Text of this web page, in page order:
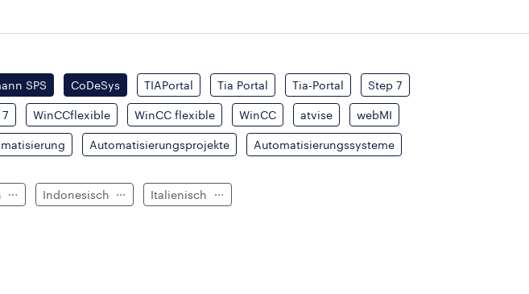
SPS CoDeSys TIAPortal Tia Portal Tia-Portal Step 7
WinCCflexible WinCC flexible WinCC atvise webMI
Automatisierungsprojekte Automatisierungssysteme
Indonesisch Italienisch